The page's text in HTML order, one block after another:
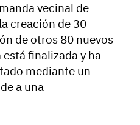
vecinal de
creación de 30
de otros 80 nuevos
finalizada y ha
mediante un
a una